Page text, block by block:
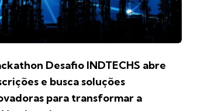
Desafio INDTECHS abre
e busca soluções
para transformar a